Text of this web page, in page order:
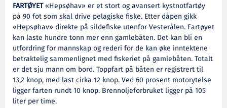
FARTØYET«Hepsøhav» er et stort og avansert kystnotfartøy
på 90 fot som skal drive pelagiske fiske. Etter dåpen gikk
«Hepsøhav» direkte på sildefiske utenfor Vesterålen. Fartøyet
kan laste hundre tonn mer enn gamlebåten. Det kan bli en
utfordring for mannskap og rederi for de kan øke inntektene
betraktelig sammenlignet med fiskeriet på gamlebåten. Totalt
er det sju mann om bord. Toppfart på båten er registrert til
13,2 knop, med last cirka 12 knop. Ved 60 prosent motorytelse
ligger farten rundt 10 knop. Brennoljeforbruket ligger på 105
liter per time.